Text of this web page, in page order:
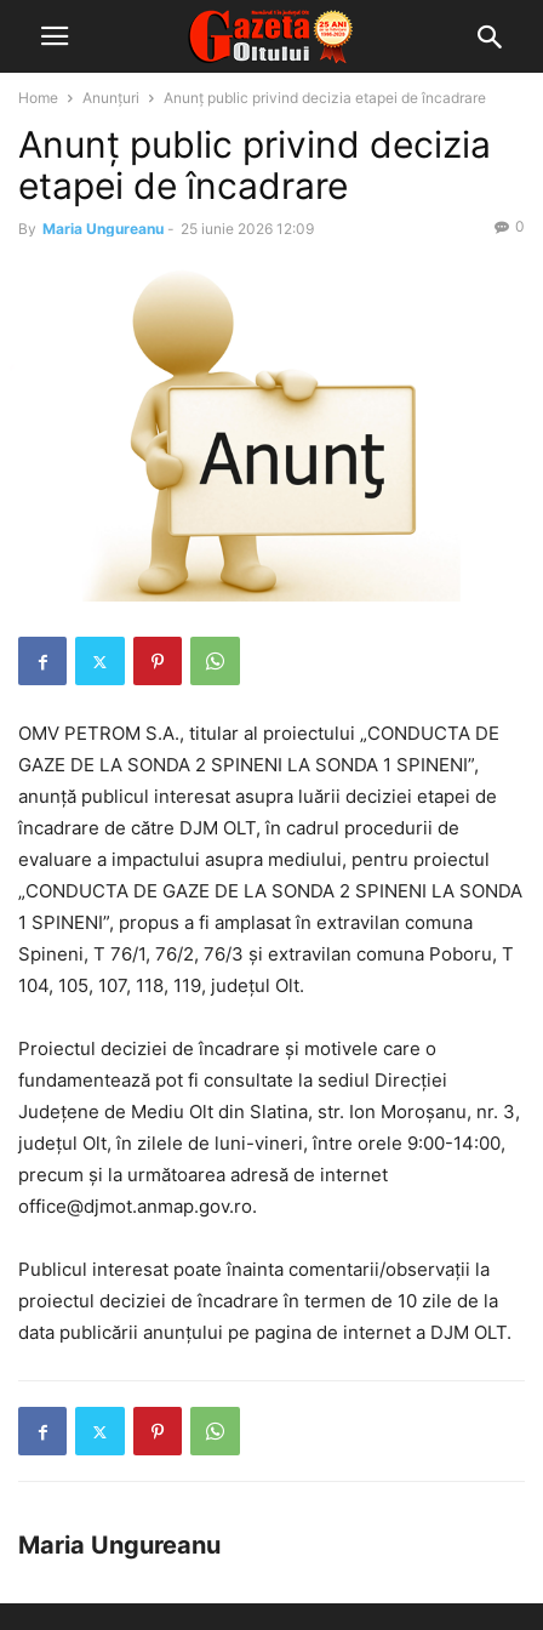
Home Anunțuri Anunț public privind decizia etapei de încadrare
Anunț public privind decizia
etapei de încadrare
By Maria Ungureanu - 25 iunie 2026 12:09 0
OMV PETROM S.A., titular al proiectului „CONDUCTA DE
GAZE DE LA SONDA 2 SPINENI LA SONDA 1 SPINENI”,
anunță publicul interesat asupra luării deciziei etapei de
încadrare de către DJM OLT, în cadrul procedurii de
evaluare a impactului asupra mediului, pentru proiectul
„CONDUCTA DE GAZE DE LA SONDA 2 SPINENI LA SONDA
1 SPINENI”, propus a fi amplasat în extravilan comuna
Spineni, T 76/1, 76/2, 76/3 și extravilan comuna Poboru, T
104, 105, 107, 118, 119, județul Olt.
Proiectul deciziei de încadrare și motivele care o
fundamentează pot fi consultate la sediul Direcției
Județene de Mediu Olt din Slatina, str. Ion Moroșanu, nr. 3,
județul Olt, în zilele de luni-vineri, între orele 9:00-14:00,
precum și la următoarea adresă de internet
office@djmot.anmap.gov.ro.
Publicul interesat poate înainta comentarii/observații la
proiectul deciziei de încadrare în termen de 10 zile de la
data publicării anunțului pe pagina de internet a DJM OLT.
Maria Ungureanu